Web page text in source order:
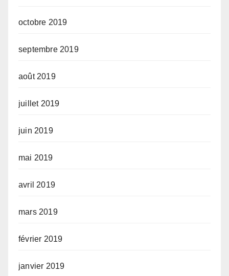
octobre 2019
septembre 2019
août 2019
juillet 2019
juin 2019
mai 2019
avril 2019
mars 2019
février 2019
janvier 2019